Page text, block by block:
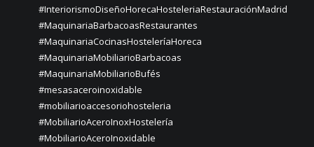
#InteriorismoDiseñoHorecaHosteleriaRestauraciónMadrid
#MaquinariaBarbacoasRestaurantes
#MaquinariaCocinasHosteleríaHoreca
#MaquinariaMobiliarioBarbacoas
#MaquinariaMobiliarioBufés
#mesasaceroinoxidable
#mobiliarioaccesoriohosteleria
#MobiliarioAceroInoxHostelería
#MobiliarioAceroInoxidable